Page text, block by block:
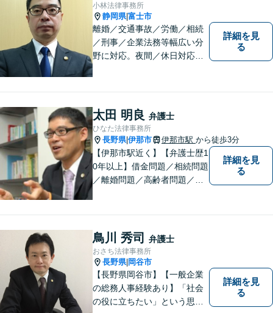
小林法律事務所
静岡県|富士市
離婚／交通事故／労働／相続
／刑事／企業法務等幅広い分
野に対応。夜間／休日対応
っていません
詳細を見
る
太田 明良 弁護士
ひなた法律事務所
長野県|伊那市 伊那市駅 から徒歩3分
【伊那市駅近く】【弁護士歴1
0年以上】借金問題／相続問題
／離婚問題／高齢者問題／相
根ざした弁護士】もし何かお
困りな事がございましたらお
気軽にご相談ください。
詳細を見
る
鳥川 秀司 弁護士
おさち法律事務所
長野県| 岡谷市
【長野県岡谷市】【一般企業
の総務人事経験あり】「社会
の役に立ちたい」という思い
詳細を見
る